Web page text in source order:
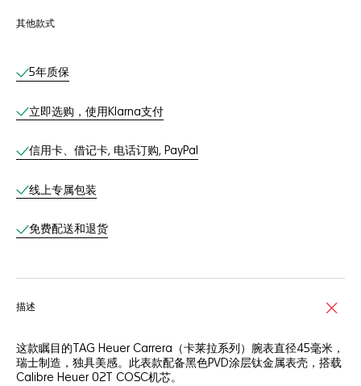
其他款式
线上服务
5年质保
立即选购，使用Klarna支付
信用卡、借记卡, 电话订购, PayPal
线上专属包装
免费配送和退货
描述
这款瞩目的TAG Heuer Carrera（卡莱拉系列）腕表直径45毫米，
瑞士制造，独具美感。此表款配备黑色PVD涂层钛金属表壳，搭载
Calibre Heuer 02T COSC机芯。